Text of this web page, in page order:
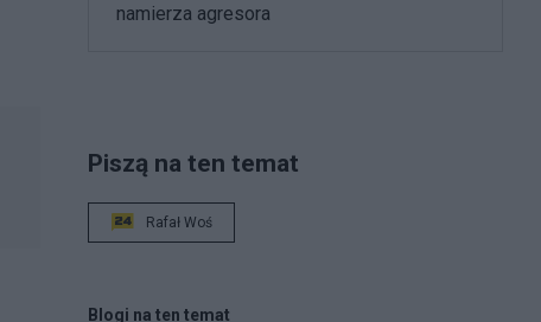
namierza agresora
Piszą na ten temat
Rafał Woś
Blogi na ten temat